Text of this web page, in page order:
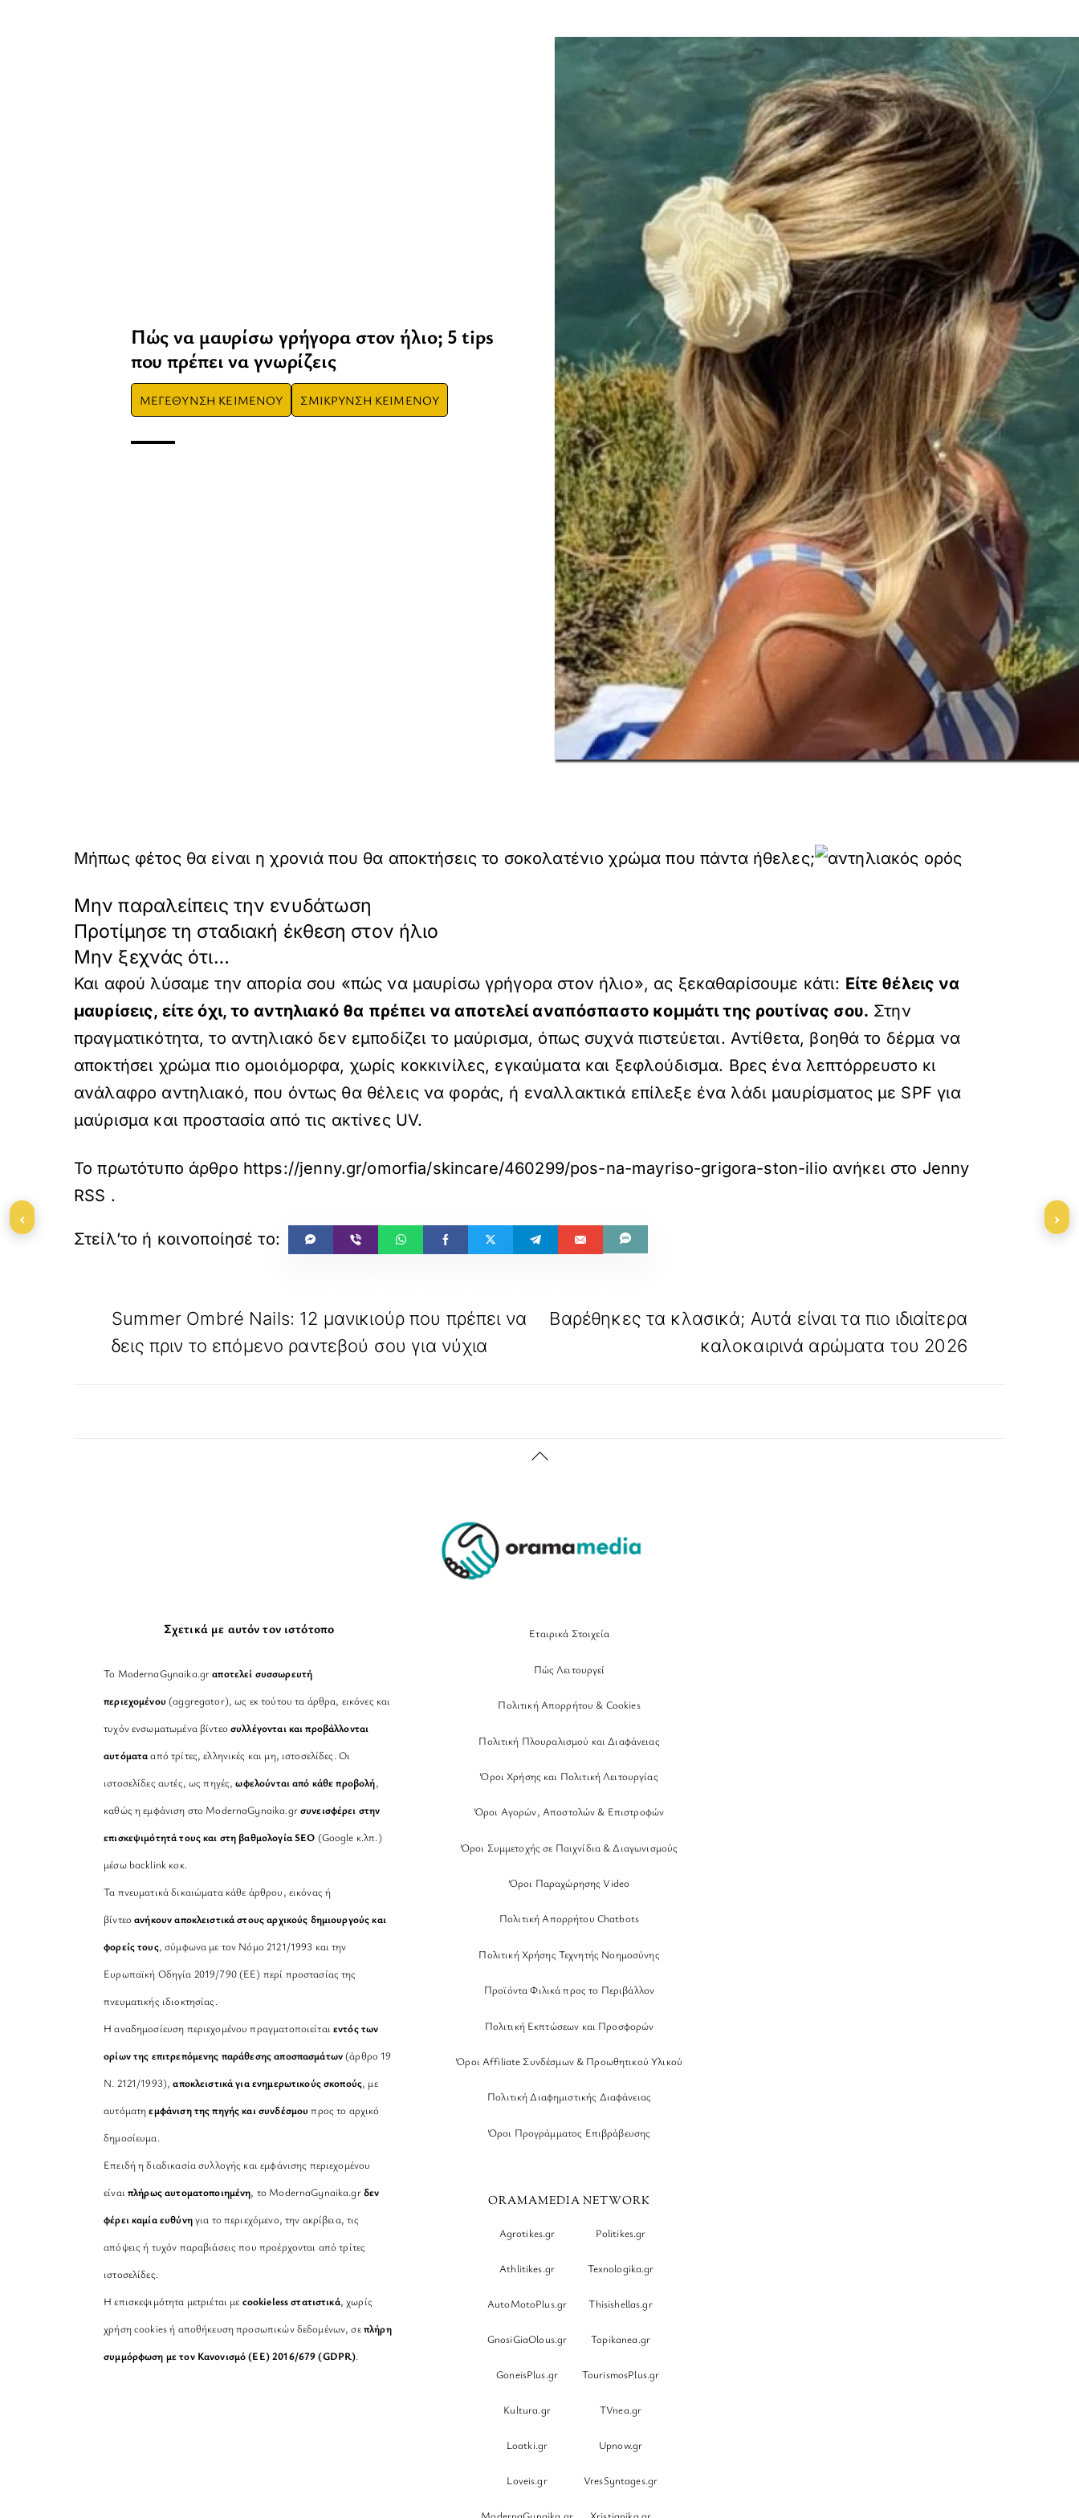
Πώς να μαυρίσω γρήγορα στον ήλιο; 5 tips
που πρέπει να γνωρίζεις
ΜΕΓΕΘΥΝΣΗ ΚΕΙΜΕΝΟΥ ΣΜΙΚΡΥΝΣΗ ΚΕΙΜΕΝΟΥ
Μήπως φέτος θα είναι η χρονιά που θα αποκτήσεις το σοκολατένιο χρώμα που πάντα ήθελες;
Μην παραλείπεις την ενυδάτωση
Προτίμησε τη σταδιακή έκθεση στον ήλιο
Μην ξεχνάς ότι…
Και αφού λύσαμε την απορία σου «πώς να μαυρίσω γρήγορα στον ήλιο», ας ξεκαθαρίσουμε κάτι: Είτε θέλεις να
μαυρίσεις, είτε όχι, το αντηλιακό θα πρέπει να αποτελεί αναπόσπαστο κομμάτι της ρουτίνας σου. Στην
πραγματικότητα, το αντηλιακό δεν εμποδίζει το μαύρισμα, όπως συχνά πιστεύεται. Αντίθετα, βοηθά το δέρμα να
αποκτήσει χρώμα πιο ομοιόμορφα, χωρίς κοκκινίλες, εγκαύματα και ξεφλούδισμα. Βρες ένα λεπτόρρευστο κι
ανάλαφρο αντηλιακό, που όντως θα θέλεις να φοράς, ή εναλλακτικά επίλεξε ένα λάδι μαυρίσματος με SPF για
μαύρισμα και προστασία από τις ακτίνες UV.
Το πρωτότυπο άρθρο https://jenny.gr/omorfia/skincare/460299/pos-na-mayriso-grigora-ston-ilio ανήκει στο Jenny
RSS .
Summer Ombré Nails: 12 μανικιούρ που πρέπει να
δεις πριν το επόμενο ραντεβού σου για νύχια
Βαρέθηκες τα κλασικά; Αυτά είναι τα πιο ιδιαίτερα
καλοκαιρινά αρώματα του 2026
Back
Σχετικά με αυτόν τον ιστότοπο
Το ModernaGynaika.grαποτελεί συσσωρευτή
περιεχομένου (aggregator), ως εκ τούτου τα άρθρα, εικόνες και
τυχόν ενσωματωμένα βίντεοσυλλέγονται και προβάλλονται
αυτόματααπό τρίτες, ελληνικές και μη, ιστοσελίδες. Οι
ιστοσελίδες αυτές, ως πηγές,ωφελούνται από κάθε προβολή,
καθώς η εμφάνιση στο ModernaGynaika.grσυνεισφέρει στην
επισκεψιμότητά τους και στη βαθμολογία SEO (Google κ.λπ.)
μέσω backlink κοκ.
Τα πνευματικά δικαιώματα κάθε άρθρου, εικόνας ή
βίντεοανήκουν αποκλειστικά στους αρχικούς δημιουργούς και
φορείς τους, σύμφωνα με τον Νόμο 2121/1993 και την
Ευρωπαϊκή Οδηγία 2019/790 (ΕΕ) περί προστασίας της
πνευματικής ιδιοκτησίας.
Η αναδημοσίευση περιεχομένου πραγματοποιείταιεντός των
ορίων της επιτρεπόμενης παράθεσης αποσπασμάτων(άρθρο 19
Ν. 2121/1993), αποκλειστικά για ενημερωτικούς σκοπούς, με
αυτόματηεμφάνιση της πηγής και συνδέσμου προς το αρχικό
δημοσίευμα.
Επειδή η διαδικασία συλλογής και εμφάνισης περιεχομένου
είναιπλήρως αυτοματοποιημένη, το ModernaGynaika.grδεν
φέρει καμία ευθύνηγια το περιεχόμενο, την ακρίβεια, τις
απόψεις ή τυχόν παραβιάσεις που προέρχονται από τρίτες
ιστοσελίδες.
Η επισκεψιμότητα μετριέται με cookieless στατιστικά, χωρίς
χρήση cookies ή αποθήκευση προσωπικών δεδομένων, σεπλήρη
συμμόρφωση με τον Κανονισμό (ΕΕ) 2016/679 (GDPR)
Εταιρικά Στοιχεία
Πώς Λειτουργεί
Πολιτική Απορρήτου & Cookies
Πολιτική Πλουραλισμού και Διαφάνειας
Όροι Χρήσης και Πολιτική Λειτουργίας
Όροι Αγορών, Αποστολών & Επιστροφών
Όροι Συμμετοχής σε Παιχνίδια & Διαγωνισμούς
Όροι Παραχώρησης Video
Πολιτική Απορρήτου Chatbots
Πολιτική Χρήσης Τεχνητής Νοημοσύνης
Προϊόντα Φιλικά προς το Περιβάλλον
Πολιτική Εκπτώσεων και Προσφορών
Όροι Affiliate Συνδέσμων & Προωθητικού Υλικού
Πολιτική Διαφημιστικής Διαφάνειας
Όροι Προγράμματος Επιβράβευσης
ORAMAMEDIA NETWORK
Agrotikes.gr Politikes.gr
Athlitikes.gr Texnologika.gr
AutoMotoPlus.gr Thisishellas.gr
GnosiGiaOlous.gr Topikanea.gr
GoneisPlus.gr TourismosPlus.gr
Kultura.gr TVnea.gr
Loatki.gr Upnow.gr
Loveis.gr VresSyntages.gr
‹ ›